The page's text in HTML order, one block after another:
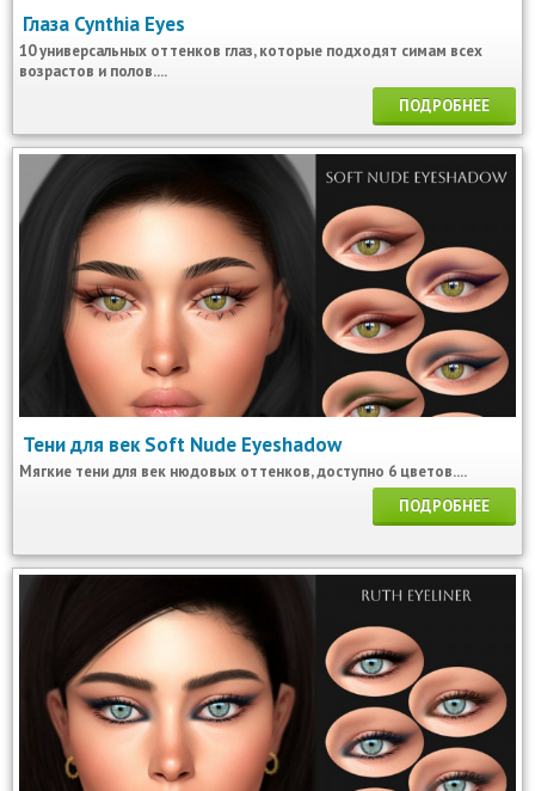
Глаза Cynthia Eyes
10 универсальных оттенков глаз, которые подходят симам всех
возрастов и полов....
ПОДРОБНЕЕ
Тени для век Soft Nude Eyeshadow
Мягкие тени для век нюдовых оттенков, доступно 6 цветов....
ПОДРОБНЕЕ